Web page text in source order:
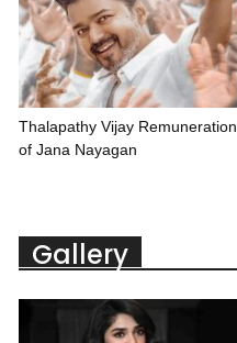
Thalapathy Vijay Remuneration
of Jana Nayagan
Gallery